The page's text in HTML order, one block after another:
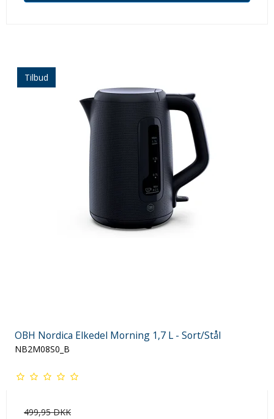
Tilbud
OBH Nordica Elkedel Morning 1,7 L - Sort/Stål
NB2M08S0_B
499,95 DKK